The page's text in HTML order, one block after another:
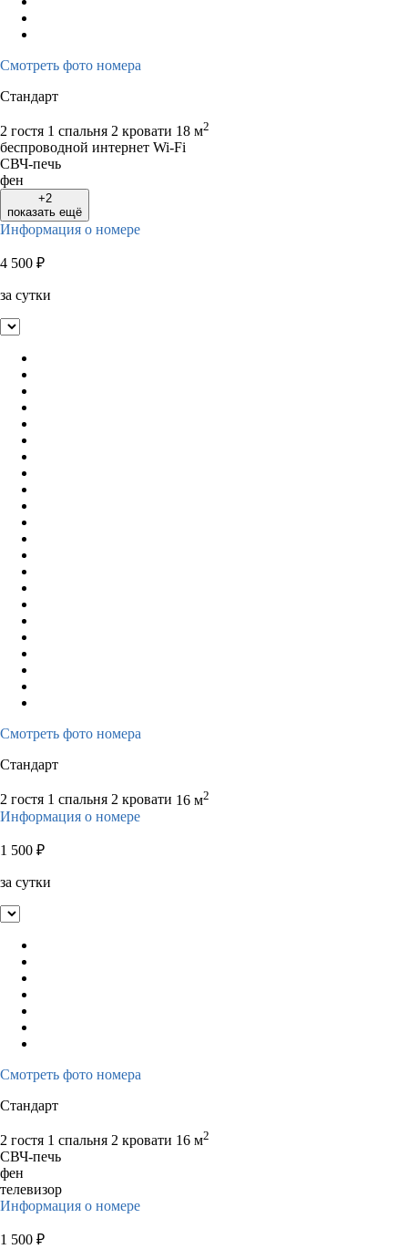
Смотреть фото номера
Стандарт
2 гостя 1 спальня 2 кровати 18 м2
беспроводной интернет Wi-Fi
СВЧ-печь
фен
+2
показать ещё
Информация о номере
4 500 ₽
за сутки
Смотреть фото номера
Стандарт
2 гостя 1 спальня 2 кровати 16 м2
Информация о номере
1 500 ₽
за сутки
Смотреть фото номера
Стандарт
2 гостя 1 спальня 2 кровати 16 м2
СВЧ-печь
фен
телевизор
Информация о номере
1 500 ₽